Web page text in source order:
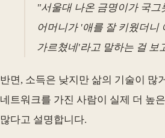
"서울대 나온 금명이가 국그
어머니가 '애를 잘 키웠더니
가르쳤네'라고 말하는 걸 보
반면, 소득은 낮지만 삶의 기술이 많
네트워크를 가진 사람이 실제 더 높
많다고 설명합니다.